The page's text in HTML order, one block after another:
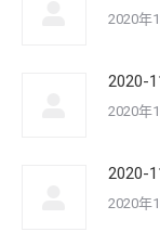
2020年
2020-
2020年
2020-
2020年